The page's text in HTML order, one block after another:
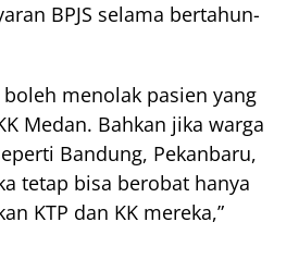
BPJS selama bertahun-
menolak pasien yang
Medan. Bahkan jika warga
Bandung, Pekanbaru,
tetap bisa berobat hanya
KTP dan KK mereka,”